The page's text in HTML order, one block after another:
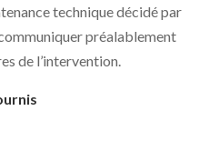
technique décidé par
préalablement
de l’intervention.